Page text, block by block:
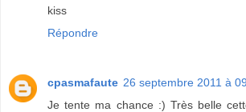
kiss
Répondre
cpasmafaute 26 septembre 2011 à
Je tente ma chance :) Très belle